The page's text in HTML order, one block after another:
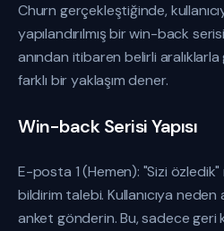
Churn gerçekleştiğinde,
yapılandırılmış bir win-back
anından itibaren belirli
farklı bir yaklaşım dener.
Win-back Serisi Yapısı
E-posta 1 (Hemen): "Sizi
bildirim talebi. Kullanıcıya neden
anket gönderin. Bu, sadece geri